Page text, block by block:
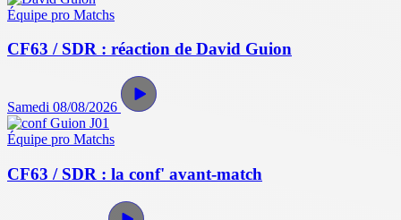
Équipe pro Matchs
CF63 / SDR : réaction de David Guion
Samedi 08/08/2026
Équipe pro Matchs
CF63 / SDR : la conf' avant-match